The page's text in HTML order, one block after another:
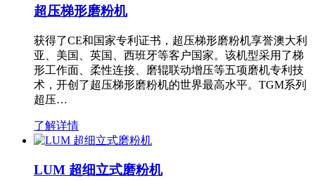
超压梯形磨粉机
获得了CE和国家专利证书，超压梯形磨粉机享誉澳大利
亚、美国、英国、西班牙等客户国家。该机型采用了梯
形工作面、柔性连接、磨辊联动增压等五项磨机专利技
术，开创了超压梯形磨粉机的世界最高水平。TGM系列
超压…
了解详情
LUM 超细立式磨粉机